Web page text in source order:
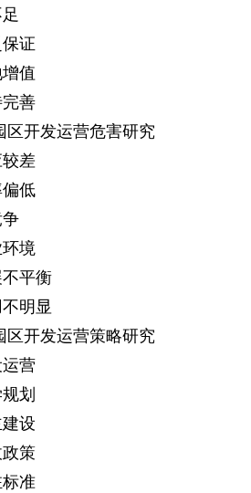
证
值
善
区开发运营危害研究
差
低
境
平衡
明显
区开发运营策略研究
营
划
设
策
准